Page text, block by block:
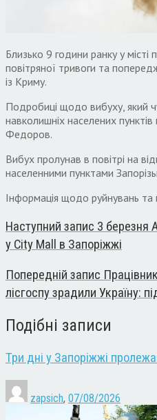
Близько 9 години ранку у місті
повітряної тривоги та
із Криму.
Подробиці щодо вибуху, який
навколишніх населених
Федоров.
Вибух пролунав в повітрі на
населенними пунктами
Інформація щодо руйнувань
Наступний запис 3 березня
у City Mall в Запоріжжі
Попередній запис
лісгоспу зрадили Україну:
Подібні записи
Три дні у Запоріжжі
zapsich, 07/08/2026